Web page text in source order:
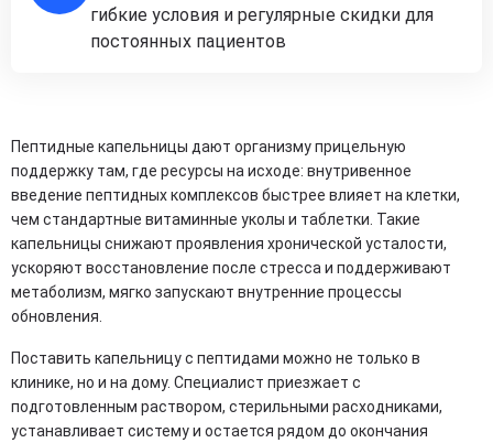
гибкие условия и регулярные скидки для
постоянных пациентов
Пептидные капельницы дают организму прицельную
поддержку там, где ресурсы на исходе: внутривенное
введение пептидных комплексов быстрее влияет на клетки,
чем стандартные витаминные уколы и таблетки. Такие
капельницы снижают проявления хронической усталости,
ускоряют восстановление после стресса и поддерживают
метаболизм, мягко запускают внутренние процессы
обновления.
Поставить капельницу с пептидами можно не только в
клинике, но и на дому. Специалист приезжает с
подготовленным раствором, стерильными расходниками,
устанавливает систему и остается рядом до окончания